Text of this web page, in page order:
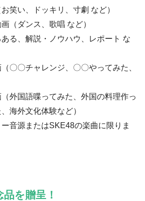
笑い、ドッキリ、寸劇 など）
（ダンス、歌唱 など）
ある、解説・ノウハウ、レポート な
〇〇チャレンジ、〇〇やってみた、
（外国語喋ってみた、外国の料理作っ
海外文化体験など）
音源またはSKE48の楽曲に限りま
を贈呈！